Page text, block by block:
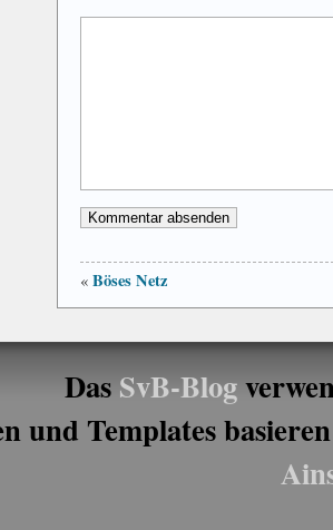
« Böses Netz
DasSvB-Blog
und Templates